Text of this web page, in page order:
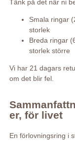
Tänk på det när ni
Smala ringar
storlek
Breda ringar
storlek större
Vi har 21 dagars
om det blir fel.
er, för livet
En förlovningsring i